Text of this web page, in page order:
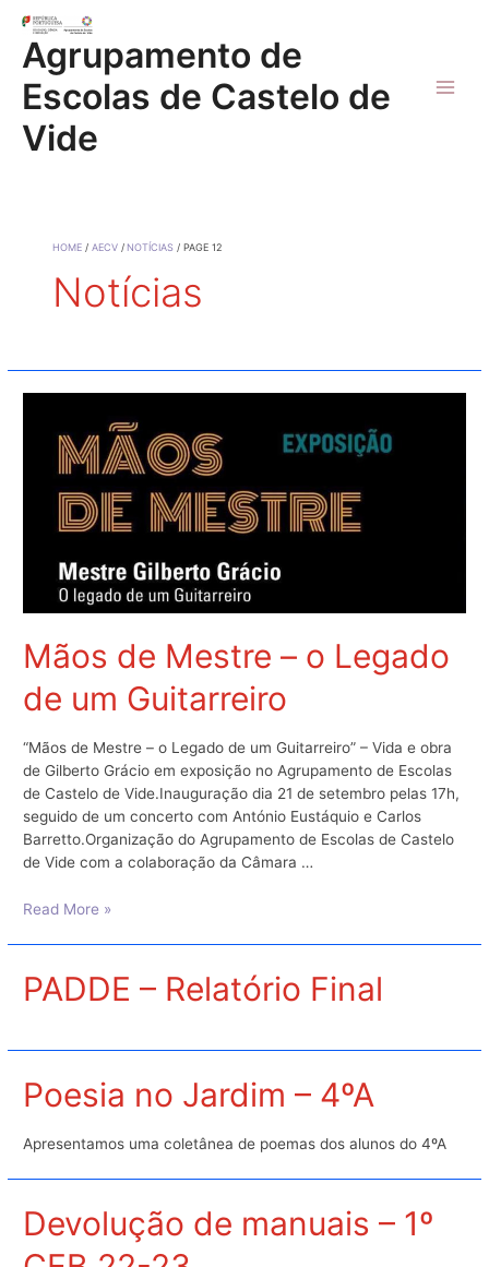
content
Agrupamento de
Escolas de Castelo de
Vide
HOME AECV NOTÍCIAS PAGE 12
Notícias
Mãos de Mestre – o Legado
de um Guitarreiro
“Mãos de Mestre – o Legado de um Guitarreiro” – Vida e obra
de Gilberto Grácio em exposição no Agrupamento de Escolas
de Castelo de Vide.Inauguração dia 21 de setembro pelas 17h,
seguido de um concerto com António Eustáquio e Carlos
Barretto.Organização do Agrupamento de Escolas de Castelo
de Vide com a colaboração da Câmara …
Mãos
–
o
Guitarreiro
Read More »
PADDE – Relatório Final
Poesia no Jardim – 4ºA
Apresentamos uma coletânea de poemas dos alunos do 4ºA
Devolução de manuais – 1º